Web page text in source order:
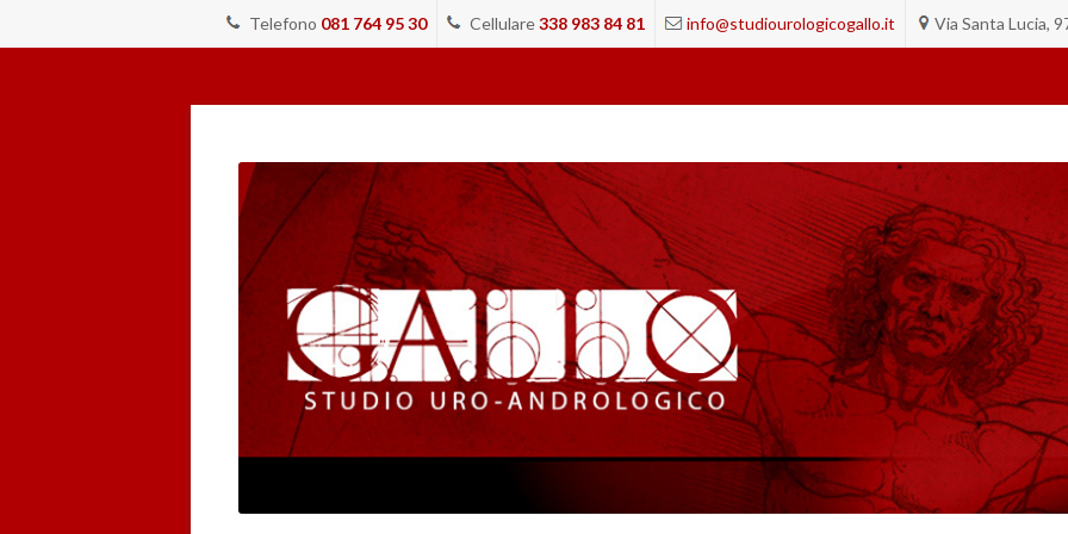
Telefono 081 764 95 30 Cellulare338 983 84 81 info@studiourologicogallo.it Via Santa Lucia,